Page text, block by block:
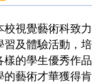
校視覺藝術科致
習及體驗活動，
樣的學生優秀作
的藝術才華獲得肯